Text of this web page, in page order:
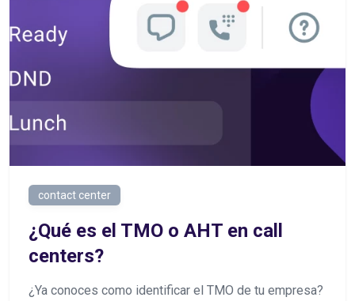
contact center
¿Qué es el TMO o AHT en call
centers?
¿Ya conoces como identificar el TMO de tu empresa?